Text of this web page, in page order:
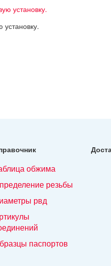
обжима
резьбы
рвд
паспортов